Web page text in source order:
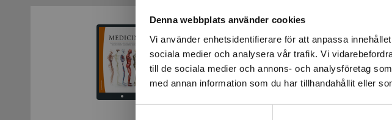
Denna webbplats använder cookies
Vi använder enhetsidentifierare för att anpassa
sociala medier och analysera vår trafik. Vi
till de sociala medier och annons- och analysföretag
med annan information som du har tillhandahållit eller
Det verkar som att du
enhet utanför Sverige.
Sverige. För att kunna
leveransadressen vara i